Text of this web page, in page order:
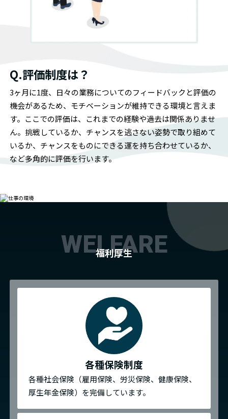
Q.評価制度は？
3ヶ月に1度、日々の業務についてのフィードバックと評価の
機会があるため、モチベーションが維持できる環境と言えま
す。ここでの評価は、これまでの経験や過去は関係ありませ
ん。挑戦しているか、チャンスを逃さない姿勢で取り組めて
いるか、チャンスをものにできる運を持ち合わせているか、
など多角的に評価を行います。
WELFARE
福利厚生
各種保険制度
各種社会保険（雇用保険、労災保険、健康保険、
厚生年金保険）を完備しています。